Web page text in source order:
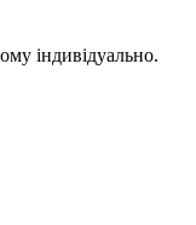
індивідуально.